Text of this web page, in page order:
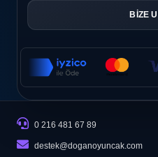
BİZE
0 216 481 67 89
destek@doganoyuncak.com